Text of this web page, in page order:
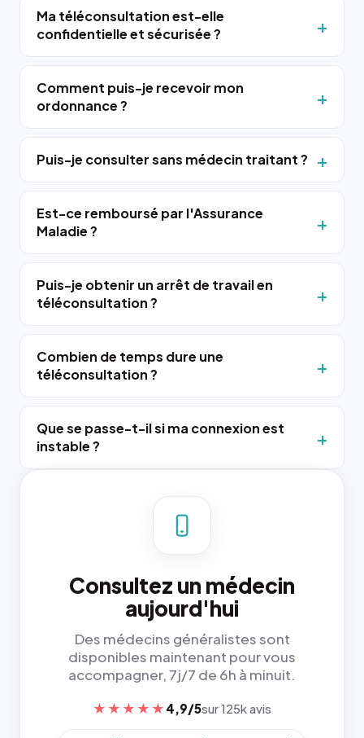
Ma téléconsultation est-elle
confidentielle et sécurisée ?
Comment puis-je recevoir mon
ordonnance ?
Puis-je consulter sans médecin traitant ?
Est-ce remboursé par l'Assurance
Maladie ?
Puis-je obtenir un arrêt de travail en
téléconsultation ?
Combien de temps dure une
téléconsultation ?
Que se passe-t-il si ma connexion est
instable ?
Consultez un médecin
aujourd'hui
Des médecins généralistes sont
disponibles maintenant pour vous
accompagner, 7j/7 de 6h à minuit.
★★★★★ 4,9/5sur 125k avis